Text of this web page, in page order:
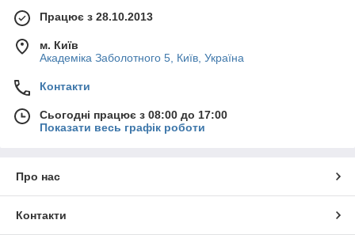
Працює з 28.10.2013
м. Київ
Академіка Заболотного 5, Київ, Україна
Контакти
Сьогодні працює з 08:00 до 17:00
Показати весь графік роботи
Про нас
Контакти